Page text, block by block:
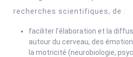
recherches scientifiques, de :
faciliter l’élaboration et la
autour du cerveau, des
la motricité (neurobiologie,